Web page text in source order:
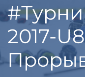
2017-U8